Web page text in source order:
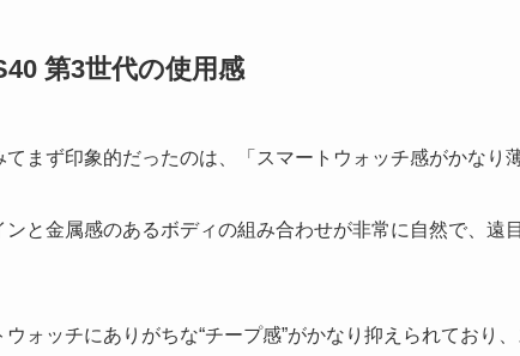
第3世代の使用感
まず印象的だったのは、「スマートウォッチ感がかなり
ンと金属感のあるボディの組み合わせが非常に自然で、遠
ォッチにありがちな“チープ感”がかなり抑えられており